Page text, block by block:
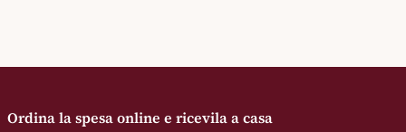
Ordina la spesa online e ricevila a casa